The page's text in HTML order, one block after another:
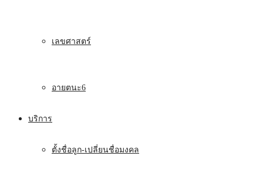
เลขศาสตร์
อายตนะ6
บริการ
ตั้งชื่อลูก-เปลี่ยนชื่อมงคล